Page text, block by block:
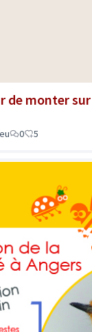
de monter
0 5